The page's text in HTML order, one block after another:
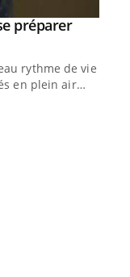
préparer
rythme de vie !
en plein air…